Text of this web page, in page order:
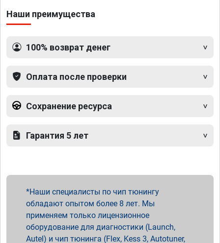
Наши преимущества
100% возврат денег
Оплата после проверки
Сохранение ресурса
Гарантия 5 лет
Наши специалисты по чип тюнингу
обладают опытом более 8 лет. Мы
применяем только лицензионное
оборудование для диагностики (Launch,
Autel) и чип тюнинга (Flex, Kess 3, Autotuner,